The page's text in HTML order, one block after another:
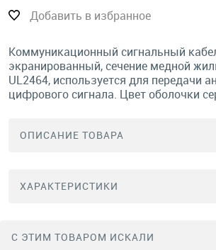
Добавить в избранное
Коммуникационный сигнальный
экранированный, сечение медной
UL2464, используется для передачи
цифрового сигнала. Цвет оболочки
ОПИСАНИЕ ТОВАРА
ХАРАКТЕРИСТИКИ
C ЭТИМ ТОВАРОМ ИСКАЛИ